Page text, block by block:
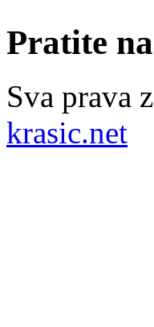
Pratite
Sva prava
krasic.net